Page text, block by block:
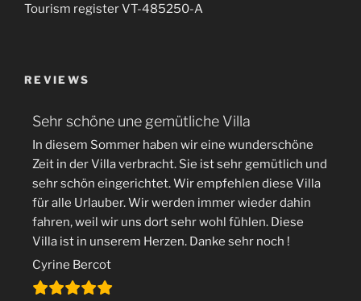
Tourism register VT-485250-A
REVIEWS
Sehr schöne une gemütliche Villa
In diesem Sommer haben wir eine wunderschöne
Zeit in der Villa verbracht. Sie ist sehr gemütlich und
sehr schön eingerichtet. Wir empfehlen diese Villa
für alle Urlauber. Wir werden immer wieder dahin
fahren, weil wir uns dort sehr wohl fühlen. Diese
Villa ist in unserem Herzen. Danke sehr noch !
Cyrine Bercot